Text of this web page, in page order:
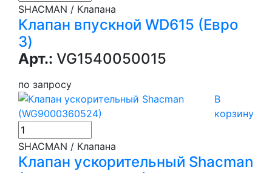
SHACMAN / Клапана
Клапан впускной WD615 (Евро
3)
Арт.: VG1540050015
по запросу
В
корзину
SHACMAN / Клапана
Клапан ускорительный Shacman